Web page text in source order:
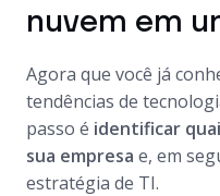
nuvem em
Agora que você já
tendências de
passo é identificar
sua empresa e, em
estratégia de TI.